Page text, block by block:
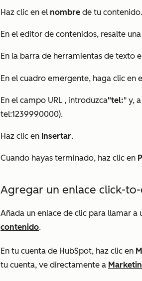
Haz clic en el nombre de tu contenido.
En el editor de contenidos, resalte una
En la barra de herramientas de texto
En el cuadro emergente, haga clic en
En el campo URL , introduzca"tel:" y,
tel:1239990000).
Haz clic en Insertar.
Cuando hayas terminado, haz clic en
Agregar un enlace click-
Añada un enlace de clic para llamar a
contenido.
En tu cuenta de HubSpot, haz clic en
tu cuenta, ve directamente a